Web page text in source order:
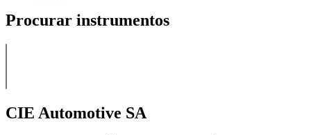
Procurar instrumentos
CIE Automotive SA